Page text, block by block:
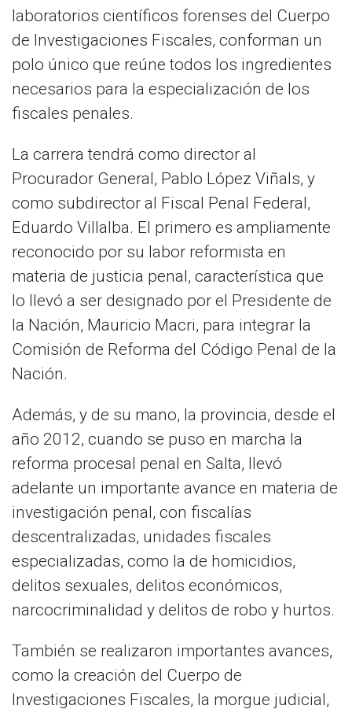
laboratorios científicos forenses del Cuerpo
de Investigaciones Fiscales, conforman un
polo único que reúne todos los ingredientes
necesarios para la especialización de los
fiscales penales.
La carrera tendrá como director al
Procurador General, Pablo López Viñals, y
como subdirector al Fiscal Penal Federal,
Eduardo Villalba. El primero es ampliamente
reconocido por su labor reformista en
materia de justicia penal, característica que
lo llevó a ser designado por el Presidente de
la Nación, Mauricio Macri, para integrar la
Comisión de Reforma del Código Penal de la
Nación.
Además, y de su mano, la provincia, desde el
año 2012, cuando se puso en marcha la
reforma procesal penal en Salta, llevó
adelante un importante avance en materia de
investigación penal, con fiscalías
descentralizadas, unidades fiscales
especializadas, como la de homicidios,
delitos sexuales, delitos económicos,
narcocriminalidad y delitos de robo y hurtos.
También se realizaron importantes avances,
como la creación del Cuerpo de
Investigaciones Fiscales, la morgue judicial,